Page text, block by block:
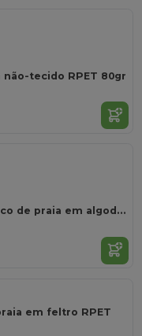
não-tecido RPET 80gr
HEAVEN STRIPE Saco de praia em algodão 220 gr/m²
em feltro RPET